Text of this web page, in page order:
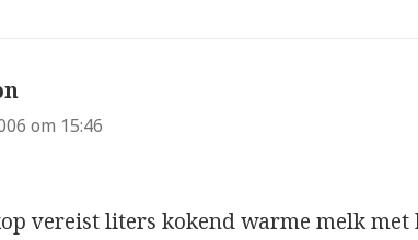
om 15:46
vereist liters kokend warme melk met